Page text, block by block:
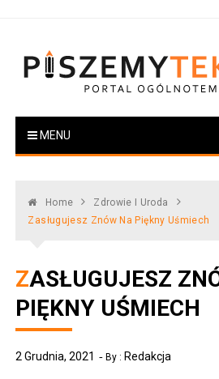
PiszemyTeksty.pl
Portal ogólnotematyczny
MENU
Home
Zdrowie I Uroda
Zasługujesz Znów Na Piękny Uśmiech
ZASŁUGUJESZ ZNÓW NA
PIĘKNY UŚMIECH
2 Grudnia, 2021 By : Redakcja